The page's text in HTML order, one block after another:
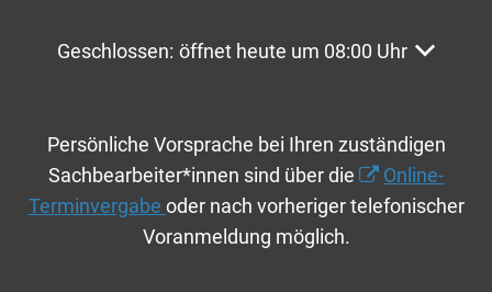
Klicken, um weitere Öffnungs- oder Schließzeiten
Geschlossen: öffnet heute um 08:00 Uhr
Persönliche Vorsprache bei Ihren zuständigen
Sachbearbeiter*innen sind über die
Online-
Terminvergabe oder nach vorheriger telefonischer
Voranmeldung möglich.